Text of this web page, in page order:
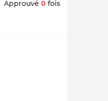
Approuvé 0 fois